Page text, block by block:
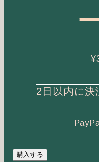
2日以内に決